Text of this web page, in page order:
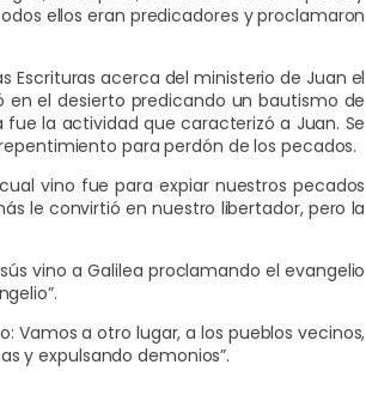
ellos eran predicadores y proclamaron
Escrituras acerca del ministerio de Juan el
en el desierto predicando un bautismo de
la actividad que caracterizó a Juan. Se
para perdón de los pecados.
vino fue para expiar nuestros pecados
le convirtió en nuestro libertador, pero la
vino a Galilea proclamando el evangelio
Vamos a otro lugar, a los pueblos vecinos,
y expulsando demonios”.